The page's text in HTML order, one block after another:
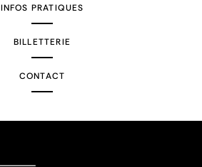
INFOS PRATIQUES
BILLETTERIE
CONTACT